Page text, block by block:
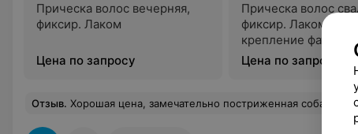
Прическа волос вечерняя,
фиксир. Лаком
Цена по запросу
Прическа волос
фиксир. Лаком,
крепление фаты
Цена по запросу
Отзыв. Хорошая цена, замечательно постриженная собака,